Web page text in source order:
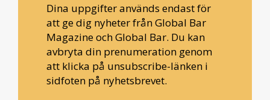
Dina uppgifter används endast för
att ge dig nyheter från Global Bar
Magazine och Global Bar. Du kan
avbryta din prenumeration genom
att klicka på unsubscribe-länken i
sidfoten på nyhetsbrevet.